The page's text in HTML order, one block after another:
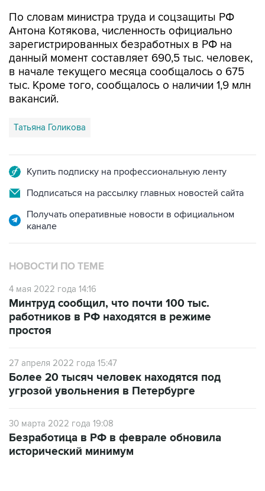
По словам министра труда и соцзащиты РФ
Антона Котякова, численность официально
зарегистрированных безработных в РФ на
данный момент составляет 690,5 тыс. человек,
в начале текущего месяца сообщалось о 675
тыс. Кроме того, сообщалось о наличии 1,9 млн
вакансий.
Татьяна Голикова
Купить подписку на профессиональную ленту
Подписаться на рассылку главных новостей сайта
Получать оперативные новости в официальном
канале
НОВОСТИ ПО ТЕМЕ
4 мая 2022 года 14:16
Минтруд сообщил, что почти 100 тыс.
работников в РФ находятся в режиме
простоя
27 апреля 2022 года 15:47
Более 20 тысяч человек находятся под
угрозой увольнения в Петербурге
30 марта 2022 года 19:08
Безработица в РФ в феврале обновила
исторический минимум